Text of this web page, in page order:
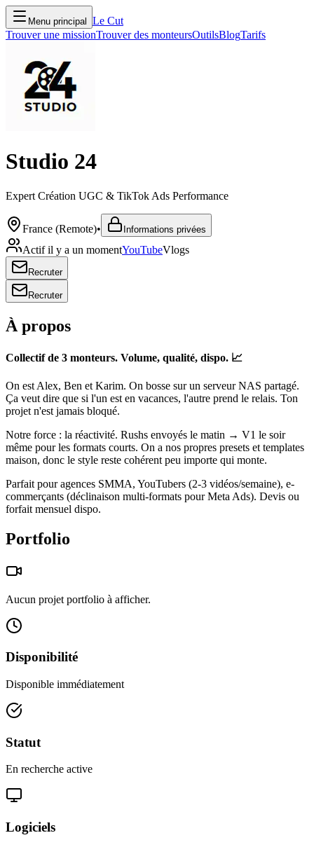
Menu principal
Le Cut
Trouver une missionTrouver des monteursOutilsBlogTarifs
Studio 24
Expert Création UGC & TikTok Ads Performance
France (Remote)• Informations privées
Actif il y a un momentYouTubeVlogs
Recruter
Recruter
À propos
Collectif de 3 monteurs. Volume, qualité, dispo. 📈
On est Alex, Ben et Karim. On bosse sur un serveur NAS partagé.
Ça veut dire que si l'un est en vacances, l'autre prend le relais. Ton
projet n'est jamais bloqué.
Notre force : la réactivité. Rushs envoyés le matin → V1 le soir
même pour les formats courts. On a nos propres presets et templates
maison, donc le style reste cohérent peu importe qui monte.
Parfait pour agences SMMA, YouTubers (2-3 vidéos/semaine), e-
commerçants (déclinaison multi-formats pour Meta Ads). Devis ou
forfait mensuel dispo.
Portfolio
Aucun projet portfolio à afficher.
Disponibilité
Disponible immédiatement
Statut
En recherche active
Logiciels